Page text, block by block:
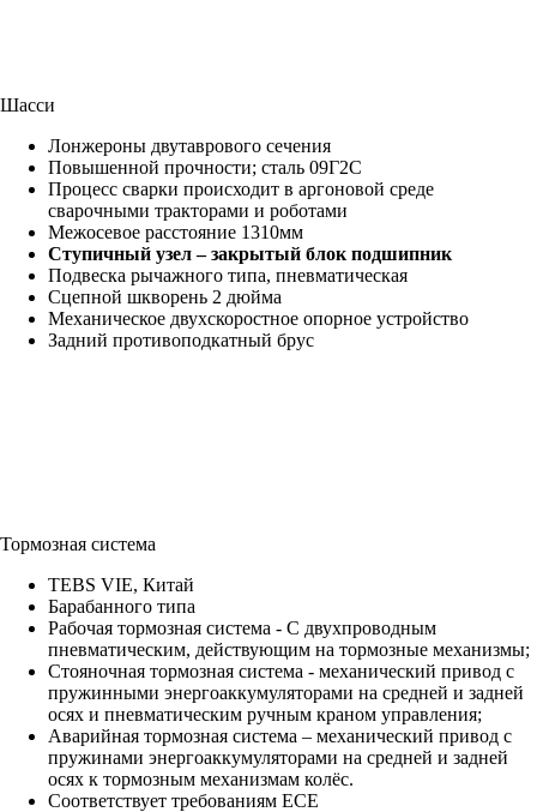
Шасси
Лонжероны двутаврового сечения
Повышенной прочности; сталь 09Г2С
Процесс сварки происходит в аргоновой среде
сварочными тракторами и роботами
Межосевое расстояние 1310мм
Ступичный узел – закрытый блок подшипник
Подвеска рычажного типа, пневматическая
Сцепной шкворень 2 дюйма
Механическое двухскоростное опорное устройство
Задний противоподкатный брус
Тормозная система
TEBS VIE, Китай
Барабанного типа
Рабочая тормозная система - С двухпроводным
пневматическим, действующим на тормозные механизмы;
Стояночная тормозная система - механический привод с
пружинными энергоаккумуляторами на средней и задней
осях и пневматическим ручным краном управления;
Аварийная тормозная система – механический привод с
пружинами энергоаккумуляторами на средней и задней
осях к тормозным механизмам колёс.
Соответствует требованиям ECE